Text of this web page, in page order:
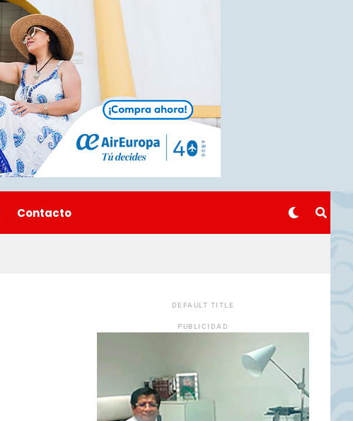
Contacto
DEFAULT TITLE
PUBLICIDAD